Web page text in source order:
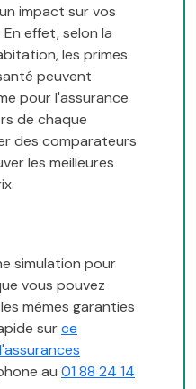
impact sur vos
effet, selon la
les primes
peuvent
pour l'assurance
de chaque
des comparateurs
les meilleures
simulation pour
vous pouvez
mêmes garanties
surce
au 01 88 24 14